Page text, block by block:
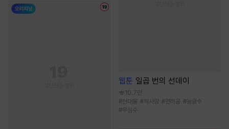
웹툰 일곱 번의 선데이
10.7만
#현대물 #짝사랑 #연하공 #능글수
#무심수